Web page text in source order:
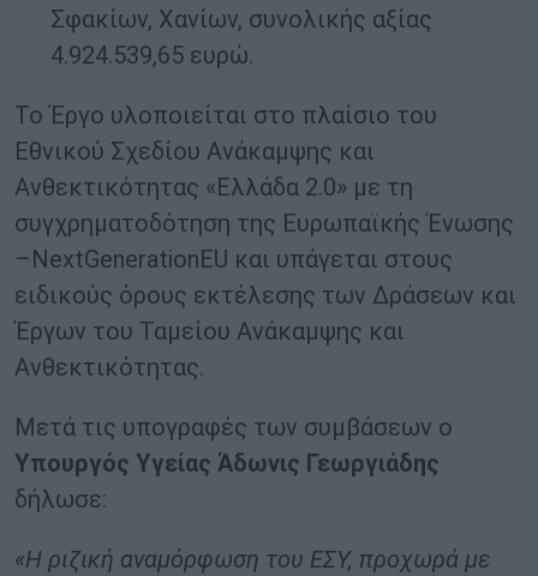
Σφακίων, Χανίων, συνολικής αξίας
4.924.539,65 ευρώ.
Το Έργο υλοποιείται στο πλαίσιο του
Εθνικού Σχεδίου Ανάκαμψης και
Ανθεκτικότητας «Ελλάδα 2.0» με τη
συγχρηματοδότηση της Ευρωπαϊκής Ένωσης
–NextGenerationEU και υπάγεται στους
ειδικούς όρους εκτέλεσης των Δράσεων και
Έργων του Ταμείου Ανάκαμψης και
Ανθεκτικότητας.
Μετά τις υπογραφές των συμβάσεων ο
Υπουργός Υγείας Άδωνις Γεωργιάδης
δήλωσε:
«H ριζική αναμόρφωση του ΕΣΥ, προχωρά με